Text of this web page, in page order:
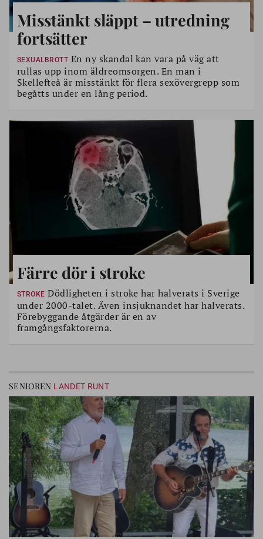
Misstänkt släppt – utredning
fortsätter
SEXUALBROTT En ny skandal kan vara på väg att
rullas upp inom äldreomsorgen. En man i
Skellefteå är misstänkt för flera sexövergrepp som
begåtts under en lång period.
Färre dör i stroke
STROKE Dödligheten i stroke har halverats i Sverige
under 2000-talet. Även insjuknandet har halverats.
Förebyggande åtgärder är en av
framgångsfaktorerna.
SENIOREN LANDET RUNT